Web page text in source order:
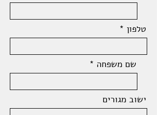
טלפון
שם משפחה
ישוב מגורים